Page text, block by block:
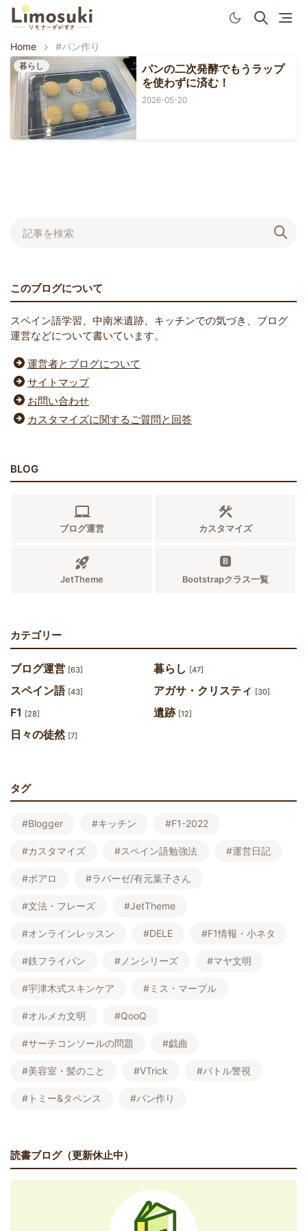
Home #パン作り
暮らし
パンの二次発酵でもうラップ
を使わずに済む！
2026-05-20
このブログについて
スペイン語学習、中南米遺跡、キッチンでの気づき、ブログ
運営などについて書いています。
運営者とブログについて
サイトマップ
お問い合わせ
カスタマイズに関するご質問と回答
BLOG
ブログ運営 カスタマイズ
JetTheme Bootstrapクラス一覧
カテゴリー
ブログ運営 [63] 暮らし [47]
スペイン語 [43] アガサ・クリスティ [30]
F1 [28] 遺跡 [12]
日々の徒然 [7]
タグ
#Blogger #キッチン #F1-2022
#カスタマイズ #スペイン語勉強法 #運営日記
#ポアロ #ラバーゼ/有元葉子さん
#文法・フレーズ #JetTheme
#オンラインレッスン #DELE #F1情報・小ネタ
#鉄フライパン #ノンシリーズ #マヤ文明
#宇津木式スキンケア #ミス・マープル
#オルメカ文明 #QooQ
#サーチコンソールの問題 #戯曲
#美容室・髪のこと #VTrick #バトル警視
#トミー&タペンス #パン作り
読書ブログ（更新休止中）